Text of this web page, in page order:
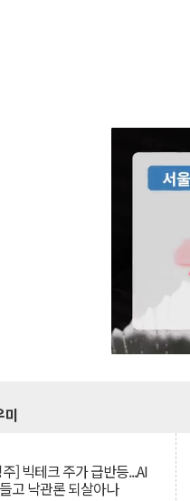
] 빅테크 주가 급반등...AI
고 낙관론 되살아나